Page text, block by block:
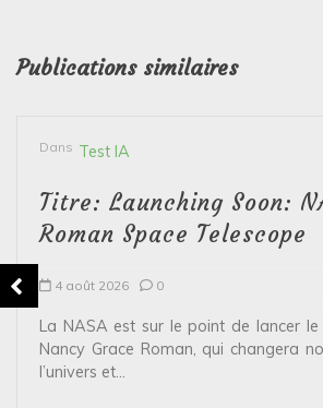
Publications similaires
Dans Test IA
Titre: Launching Soon:
Roman Space Telescope
4 août 2026 0
La NASA est sur le point de lancer le
Nancy Grace Roman, qui changera
l’univers et...